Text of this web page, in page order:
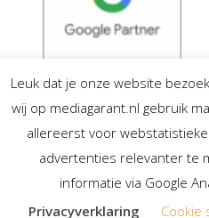
Leuk dat je onze website
wij op mediagarant.nl gebruik
allereerst voor
advertenties relevanter te
informatie via Google
Privacyverklaring
Cookie